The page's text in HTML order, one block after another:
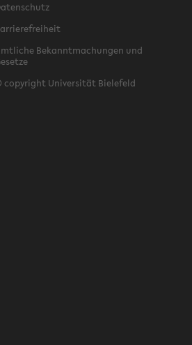
Bekanntmachungen und
copyright Universität Bielefeld